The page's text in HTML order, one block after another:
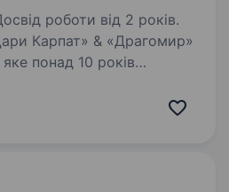
роботи від 2 років.
понад 10 років
та сирного продукту,